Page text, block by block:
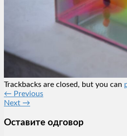
Trackbacks are closed, but you can
← Previous
Next →
Оставите одговор